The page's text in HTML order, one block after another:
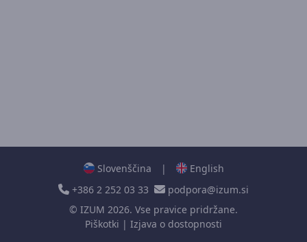
Slovenščina |
English
+386 2 252 03 33
podpora@izum.si
© IZUM 2026. Vse pravice pridržane.
Piškotki | Izjava o dostopnosti